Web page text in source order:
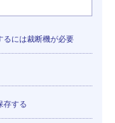
には裁断機が必要
存する